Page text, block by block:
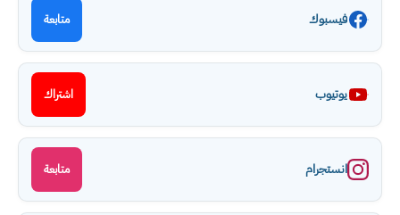
فيسبوك متابعة
يوتيوب اشتراك
انستجرام متابعة